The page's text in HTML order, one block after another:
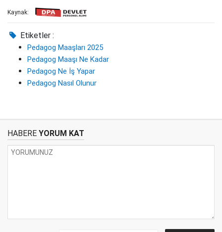
Kaynak:
Etiketler :
Pedagog Maaşları 2025
Pedagog Maaşı Ne Kadar
Pedagog Ne İş Yapar
Pedagog Nasıl Olunur
HABERE YORUM KAT